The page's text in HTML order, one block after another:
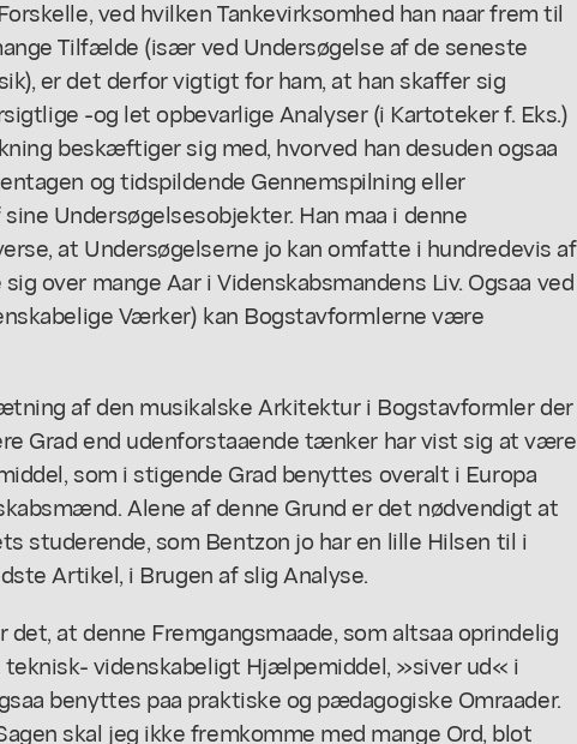
ved hvilken Tankevirksomhed han naar frem til
Tilfælde (især ved Undersøgelse af de seneste
er det derfor vigtigt for ham, at han skaffer sig
-og let opbevarlige Analyser (i Kartoteker f. Eks.)
beskæftiger sig med, hvorved han desuden ogsaa
og tidspildende Gennemspilning eller
Undersøgelsesobjekter. Han maa i denne
at Undersøgelserne jo kan omfatte i hundredevis af
over mange Aar i Videnskabsmandens Liv. Ogsaa ved
Værker) kan Bogstavformlerne være
af den musikalske Arkitektur i Bogstavformler der
Grad end udenforstaaende tænker har vist sig at være
som i stigende Grad benyttes overalt i Europa
Alene af denne Grund er det nødvendigt at
studerende, som Bentzon jo har en lille Hilsen til i
Artikel, i Brugen af slig Analyse.
at denne Fremgangsmaade, som altsaa oprindelig
videnskabeligt Hjælpemiddel, »siver ud« i
benyttes paa praktiske og pædagogiske Omraader.
skal jeg ikke fremkomme med mange Ord, blot